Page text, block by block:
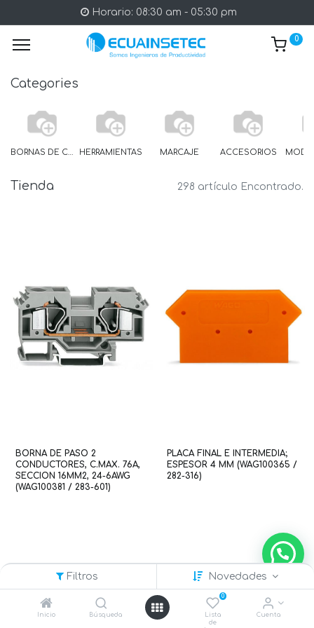
Filtros Novedades
Inicio Búsqueda
0
Lista
de
Cuenta
Horario: 08:30 am - 05:30 pm
0
Categories
BORNAS DE CARRIL HERRAMIENTAS MARCAJE ACCESORIOS
Tienda 298 artículo Encontrado.
BORNA DE PASO 2
CONDUCTORES, C.MAX. 76A,
SECCION 16MM2, 24-6AWG
(WAG100381 / 283-601)
PLACA FINAL E INTERMEDIA;
ESPESOR 4 MM (WAG100365 /
282-316)